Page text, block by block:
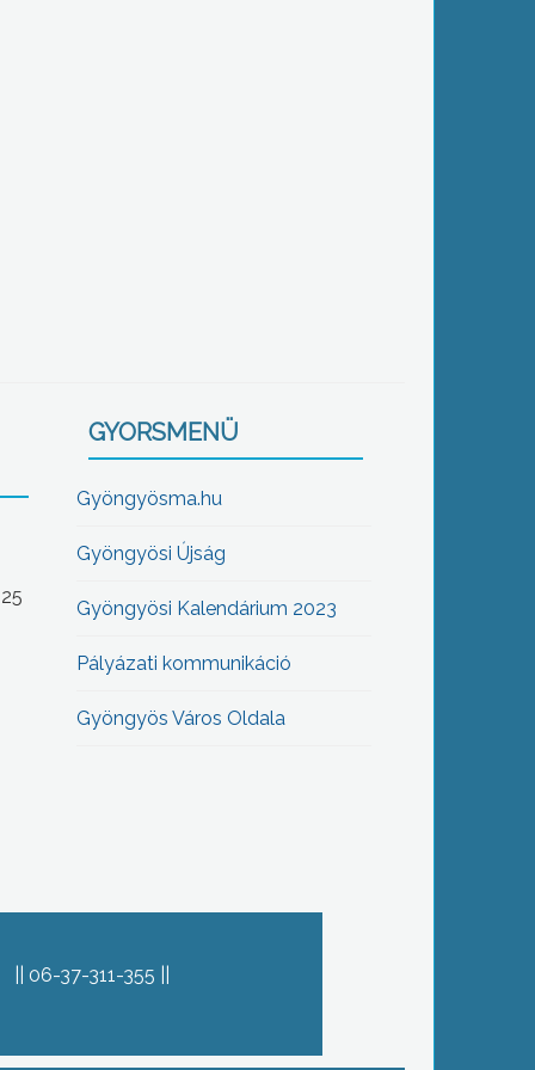
GYORSMENÜ
Gyöngyösma.hu
Gyöngyösi Újság
Gyöngyösi Kalendárium 2023
Pályázati kommunikáció
Gyöngyös Város Oldala
06-37-311-355